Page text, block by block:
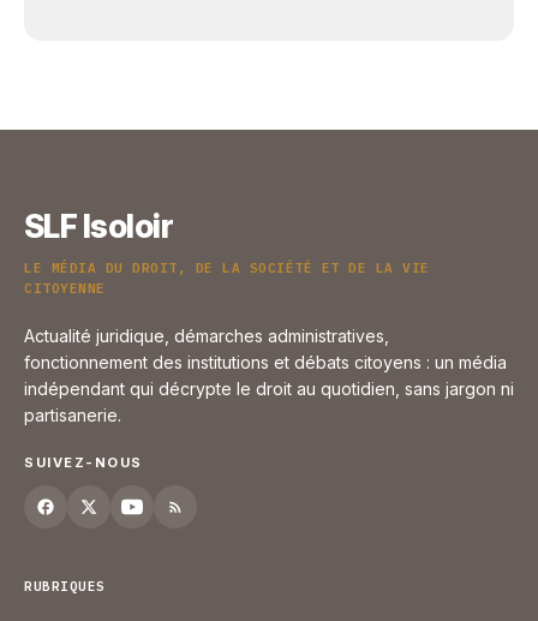
SLF Isoloir
LE MÉDIA DU DROIT, DE LA SOCIÉTÉ ET DE LA VIE
CITOYENNE
Actualité juridique, démarches administratives,
fonctionnement des institutions et débats citoyens : un média
indépendant qui décrypte le droit au quotidien, sans jargon ni
partisanerie.
SUIVEZ-NOUS
RUBRIQUES